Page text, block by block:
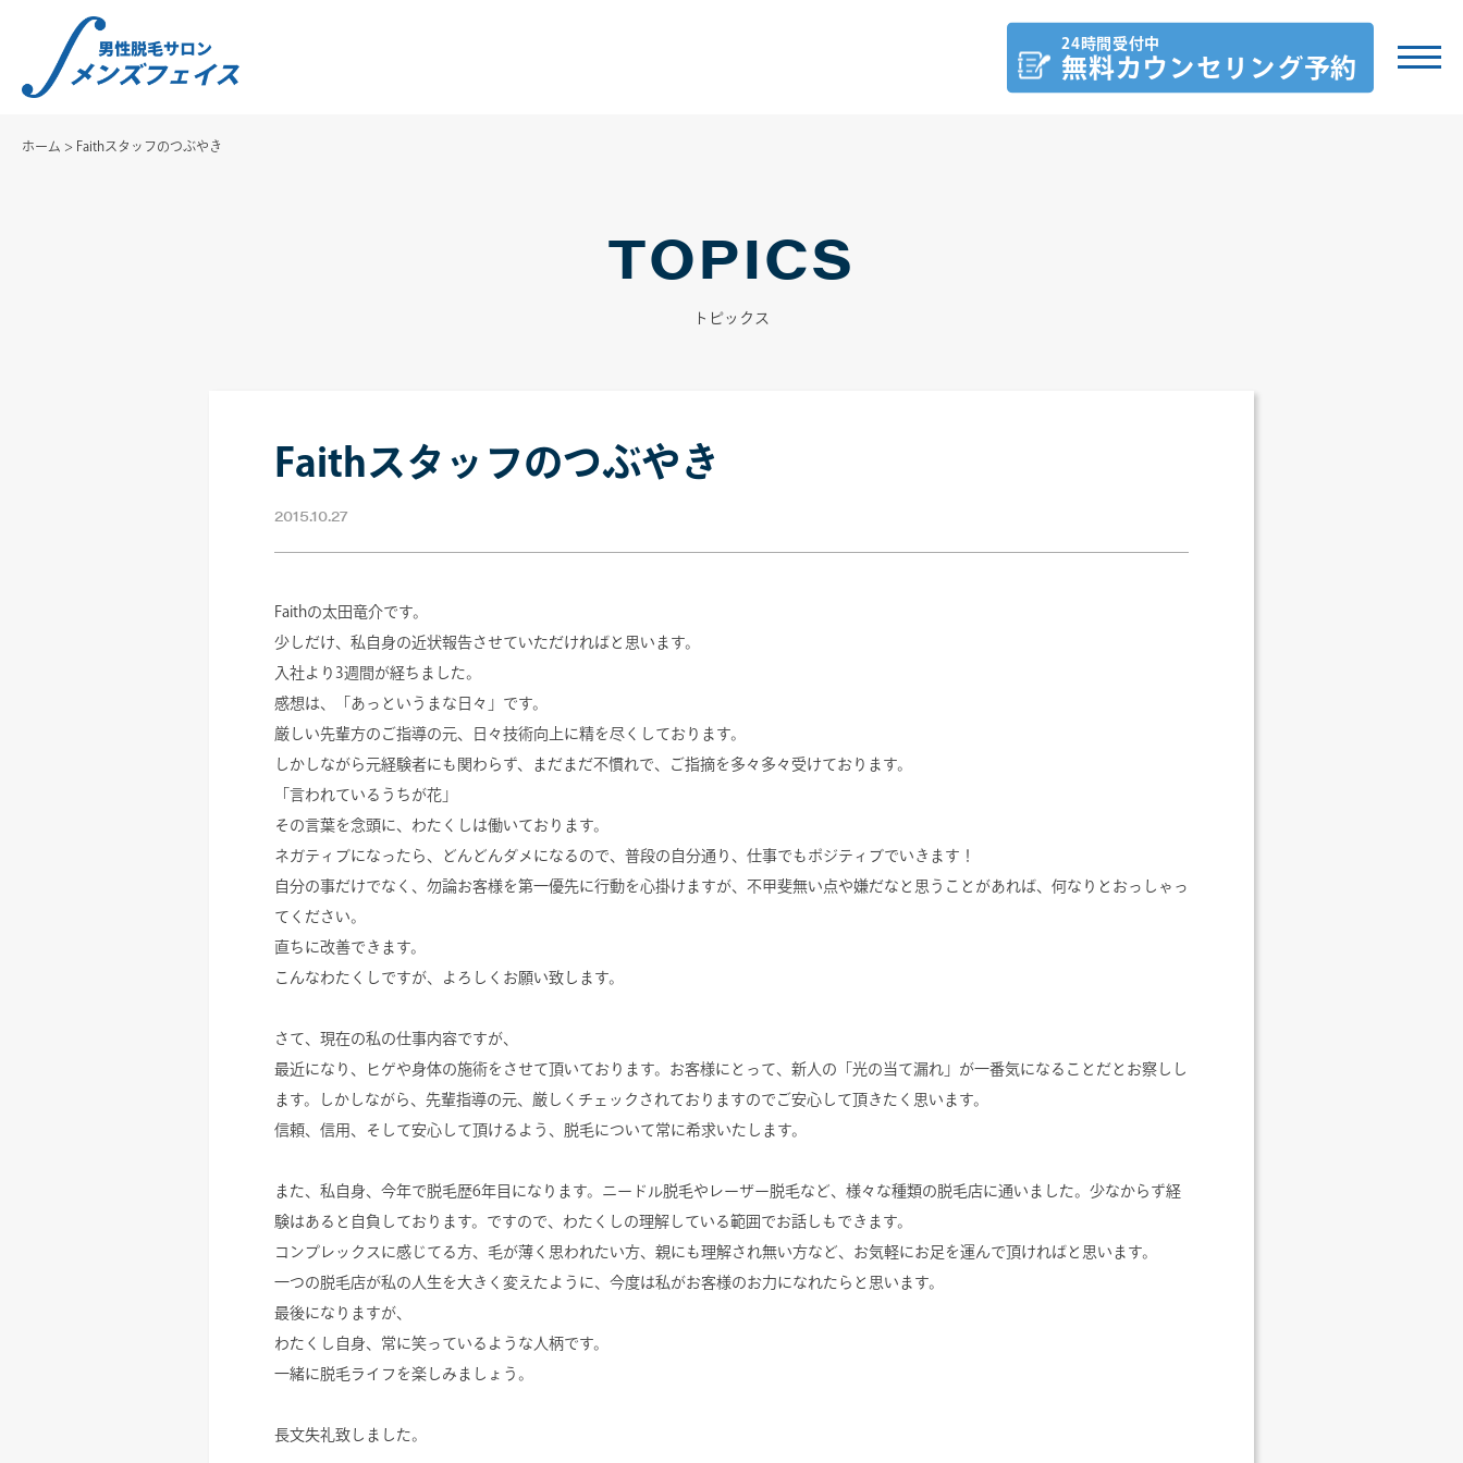
24時間受付中
無料カウンセリング予約
ホーム > Faithスタッフのつぶやき
TOPICS
トピックス
Faithスタッフのつぶやき
2015.10.27
Faithの太田竜介です。
少しだけ、私自身の近状報告させていただければと思います。
入社より3週間が経ちました。
感想は、「あっというまな日々」です。
厳しい先輩方のご指導の元、日々技術向上に精を尽くしております。
しかしながら元経験者にも関わらず、まだまだ不慣れで、ご指摘を多々多々受けております。
「言われているうちが花」
その言葉を念頭に、わたくしは働いております。
ネガティブになったら、どんどんダメになるので、普段の自分通り、仕事でもポジティブでいきます！
自分の事だけでなく、勿論お客様を第一優先に行動を心掛けますが、不甲斐無い点や嫌だなと思うことがあれば、何なりとおっしゃっ
てください。
直ちに改善できます。
こんなわたくしですが、よろしくお願い致します。
さて、現在の私の仕事内容ですが、
最近になり、ヒゲや身体の施術をさせて頂いております。お客様にとって、新人の「光の当て漏れ」が一番気になることだとお察しし
ます。しかしながら、先輩指導の元、厳しくチェックされておりますのでご安心して頂きたく思います。
信頼、信用、そして安心して頂けるよう、脱毛について常に希求いたします。
また、私自身、今年で脱毛歴6年目になります。ニードル脱毛やレーザー脱毛など、様々な種類の脱毛店に通いました。少なからず経
験はあると自負しております。ですので、わたくしの理解している範囲でお話しもできます。
コンプレックスに感じてる方、毛が薄く思われたい方、親にも理解され無い方など、お気軽にお足を運んで頂ければと思います。
一つの脱毛店が私の人生を大きく変えたように、今度は私がお客様のお力になれたらと思います。
最後になりますが、
わたくし自身、常に笑っているような人柄です。
一緒に脱毛ライフを楽しみましょう。
長文失礼致しました。